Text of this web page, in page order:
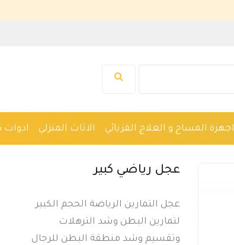
نرحب بك
اجهزة المساج و العلاج الفزيائي الاثاث المنزلي ادوات
عجل رياضي كبير
عجل التمارين الرياضة الحجم الكبير
لتمارين البطن وشد الترهلات
وتقسيم وشد منطقة البطن للرجال